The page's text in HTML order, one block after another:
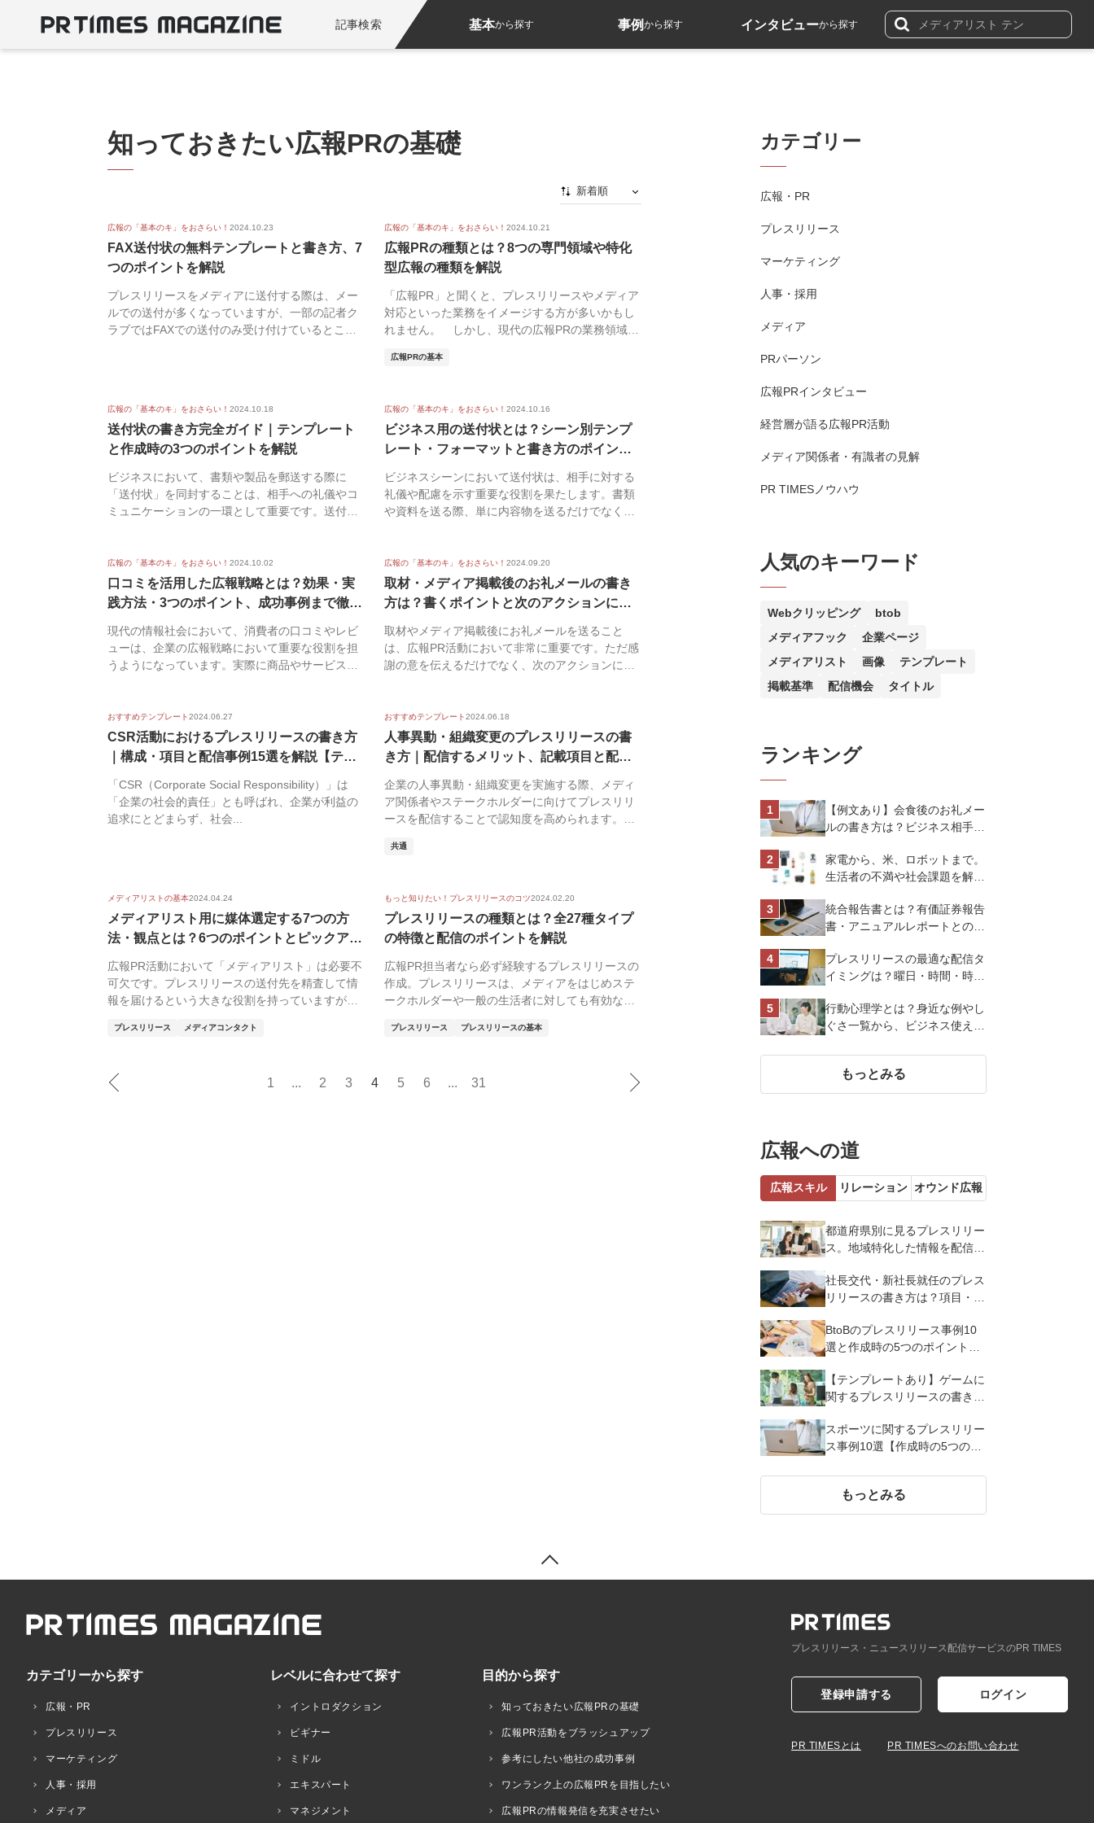
記事検索 基本から探す 事例から探す インタビューから探す
知っておきたい広報PRの基礎
新着順
最初から
広報の「基本のキ」をおさらい！ 2024.10.23
FAX送付状の無料テンプレートと書き方、7
つのポイントを解説
プレスリリースをメディアに送付する際は、メー
ルでの送付が多くなっていますが、一部の記者ク
ラブではFAXでの送付のみ受け付けているところ
広報の「基本のキ」をおさらい！ 2024.10.21
広報PRの種類とは？8つの専門領域や特化
型広報の種類を解説
「広報PR」と聞くと、プレスリリースやメディア
対応といった業務をイメージする方が多いかもし
れません。 しかし、現代の広報PRの業務領域は
広報PRの基本
広報の「基本のキ」をおさらい！ 2024.10.18
送付状の書き方完全ガイド｜テンプレート
と作成時の3つのポイントを解説
ビジネスにおいて、書類や製品を郵送する際に
「送付状」を同封することは、相手への礼儀やコ
ミュニケーションの一環として重要です。送付状
広報の「基本のキ」をおさらい！ 2024.10.16
ビジネス用の送付状とは？シーン別テンプ
レート・フォーマットと書き方のポイント
ビジネスシーンにおいて送付状は、相手に対する
礼儀や配慮を示す重要な役割を果たします。書類
や資料を送る際、単に内容物を送るだけでなく送
広報の「基本のキ」をおさらい！ 2024.10.02
口コミを活用した広報戦略とは？効果・実
践方法・3つのポイント、成功事例まで徹底
現代の情報社会において、消費者の口コミやレビ
ューは、企業の広報戦略において重要な役割を担
うようになっています。実際に商品やサービスを
広報の「基本のキ」をおさらい！ 2024.09.20
取材・メディア掲載後のお礼メールの書き
方は？書くポイントと次のアクションにつ
なげる...
取材やメディア掲載後にお礼メールを送ること
は、広報PR活動において非常に重要です。ただ感
謝の意を伝えるだけでなく、次のアクションにつ
おすすめテンプレート2024.06.27
CSR活動におけるプレスリリースの書き方
｜構成・項目と配信事例15選を解説【テン
プ...
「CSR（Corporate Social Responsibility）」は
「企業の社会的責任」とも呼ばれ、企業が利益の
追求にとどまらず、社会...
おすすめテンプレート2024.06.18
人事異動・組織変更のプレスリリースの書
き方｜配信するメリット、記載項目と配信
事例5...
企業の人事異動・組織変更を実施する際、メディ
ア関係者やステークホルダーに向けてプレスリリ
ースを配信することで認知度を高められます。し
共通
メディアリストの基本2024.04.24
メディアリスト用に媒体選定する7つの方
法・観点とは？6つのポイントとピックアッ
プ時...
広報PR活動において「メディアリスト」は必要不
可欠です。プレスリリースの送付先を精査して情
報を届けるという大きな役割を持っていますが、
プレスリリース メディアコンタクト
もっと知りたい！プレスリリースのコツ2024.02.20
プレスリリースの種類とは？全27種タイプ
の特徴と配信のポイントを解説
広報PR担当者なら必ず経験するプレスリリースの
作成。プレスリリースは、メディアをはじめステ
ークホルダーや一般の生活者に対しても有効なコ
プレスリリース プレスリリースの基本
1 ... 2 3 4 5 6 ... 31
カテゴリー
広報・PR
プレスリリース
マーケティング
人事・採用
メディア
PRパーソン
広報PRインタビュー
経営層が語る広報PR活動
メディア関係者・有識者の見解
PR TIMESノウハウ
人気のキーワード
Webクリッピング
btob
メディアフック
企業ページ
メディアリスト
画像
テンプレート
掲載基準
配信機会 タイトル
ランキング
【例文あり】会食後のお礼メー
ルの書き方は？ビジネス相手に
トを解説
家電から、米、ロボットまで。
生活者の不満や社会課題を解決
スオーヤマ株式会社
統合報告書とは？有価証券報告
書・アニュアルレポートとの違
プレスリリースの最適な配信タ
イミングは？曜日・時間・時期
化させよう
行動心理学とは？身近な例やし
ぐさ一覧から、ビジネス使える
もっとみる
広報への道
広報スキル リレーション オウンド広報
都道府県別に見るプレスリリー
ス。地域特化した情報を配信す
社長交代・新社長就任のプレス
リリースの書き方は？項目・ポ
BtoBのプレスリリース事例10
選と作成時の5つのポイントを
【テンプレートあり】ゲームに
関するプレスリリースの書き方
スポーツに関するプレスリリー
ス事例10選【作成時の5つのポ
もっとみる
カテゴリーから探す
広報・PR
プレスリリース
マーケティング
人事・採用
メディア
レベルに合わせて探す
イントロダクション
ビギナー
ミドル
エキスパート
マネジメント
目的から探す
知っておきたい広報PRの基礎
広報PR活動をブラッシュアップ
参考にしたい他社の成功事例
ワンランク上の広報PRを目指したい
広報PRの情報発信を充実させたい
プレスリリース・ニュースリリース配信サービスのPR TIMES
登録申請する ログイン
PR TIMESとは PR TIMESへのお問い合わせ